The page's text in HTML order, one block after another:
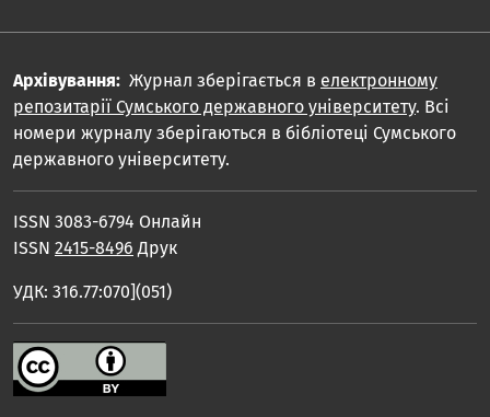
Архівування: Журнал зберігається в електронному
репозитарії Сумського державного університету. Всі
номери журналу зберігаються в бібліотеці Сумського
державного університету.
ISSN 3083-6794 Онлайн
ISSN 2415-8496 Друк
УДК: 316.77:070](051)